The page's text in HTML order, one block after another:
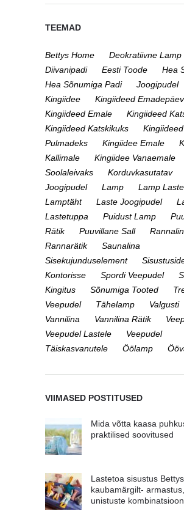
TEEMAD
Bettys Home
Deokratiivne Lamp
Diivanipadi
Eesti Toode
Hea
Hea Sõnumiga Padi
Joogipudel
Kingiidee
Kingiideed
Kingiideed Emale
Kingiideed
Kingiideed Katskikuks
Kingiideed
Pulmadeks
Kingiidee Emale
Kallimale
Kingiidee Vanaemale
Soolaleivaks
Korduvkasutatav
Joogipudel
Lamp
Lamp
Lamptäht
Laste Joogipudel
Lastetuppa
Puidust Lamp
Rätik
Puuvillane Sall
Rannarätik
Saunalina
Sisekujunduselement
Kontorisse
Spordi Veepudel
Kingitus
Sõnumiga Tooted
Veepudel
Tähelamp
Valgusti
Vannilina
Vannilina Rätik
Veepudel Lastele
Veepudel
Täiskasvanutele
Öölamp
VIIMASED POSTITUSED
Mida võtta kaasa
praktilised soovitused
Lastetoa sisustus
kaubamärgilt-
unistuste kombinatsioon